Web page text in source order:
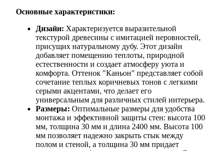
Основные характеристики:
Дизайн: Характеризуется выразительной
текстурой древесины с имитацией неровностей,
присущих натуральному дубу. Этот дизайн
добавляет помещению теплоты, природной
естественности и создает атмосферу уюта и
комфорта. Оттенок "Каньон" представляет собой
сочетание теплых коричневых тонов с легкими
серыми акцентами, что делает его
универсальным для различных стилей интерьера.
Размеры: Оптимальные размеры для удобства
монтажа и эффективной защиты стен: высота 100
мм, толщина 30 мм и длина 2400 мм. Высота 100
мм позволяет надежно закрыть стык между
полом и стеной, а толщина 30 мм придает